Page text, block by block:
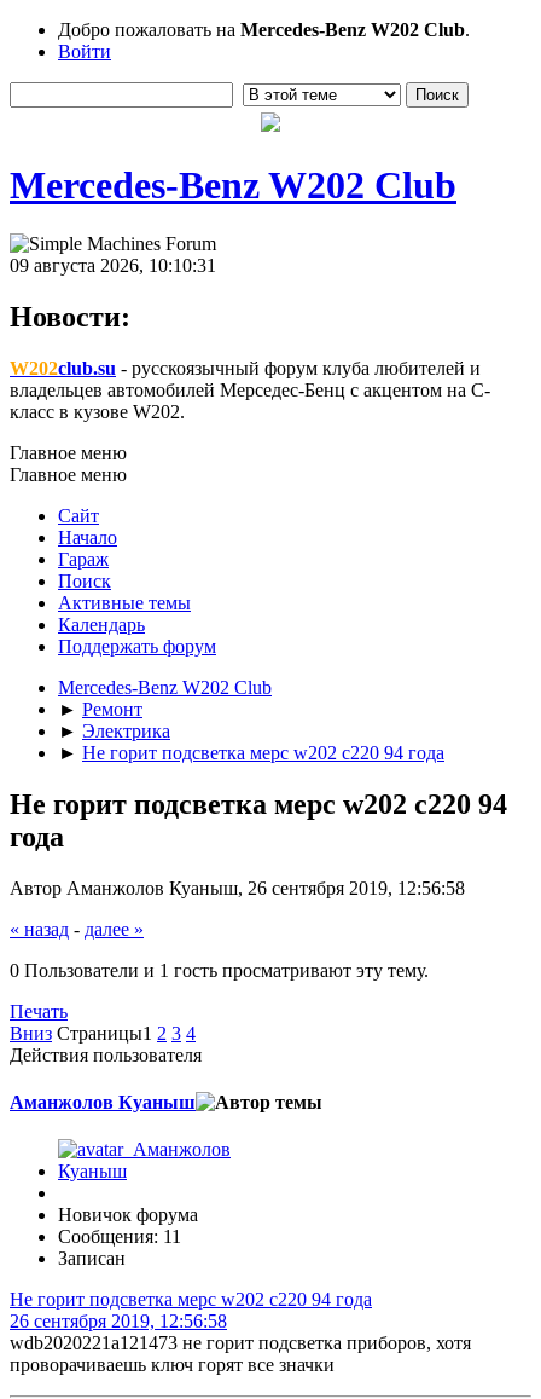
Добро пожаловать на Mercedes-Benz W202 Club.
Войти
Mercedes-Benz W202 Club
09 августа 2026, 10:10:31
Новости:
W202club.su - русскоязычный форум клуба любителей и
владельцев автомобилей Мерседес-Бенц с акцентом на C-
класс в кузове W202.
Главное меню
Главное меню
Сайт
Начало
Гараж
Поиск
Активные темы
Календарь
Поддержать форум
Mercedes-Benz W202 Club
► Ремонт
► Электрика
► Не горит подсветка мерс w202 c220 94 года
Не горит подсветка мерс w202 c220 94
года
Автор Аманжолов Куаныш, 26 сентября 2019, 12:56:58
« назад - далее »
0 Пользователи и 1 гость просматривают эту тему.
Печать
Вниз Страницы1 2 3 4
Действия пользователя
Аманжолов Куаныш
Новичок форума
Сообщения: 11
Записан
Не горит подсветка мерс w202 c220 94 года
26 сентября 2019, 12:56:58
wdb2020221a121473 не горит подсветка приборов, хотя
проворачиваешь ключ горят все значки